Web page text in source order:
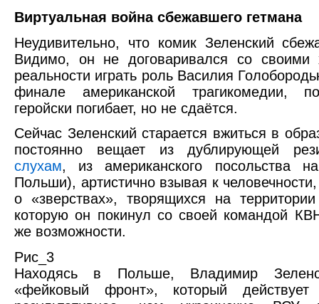
Виртуальная война сбежавшего гетмана
Неудивительно, что комик Зеленский
Видимо, он не договаривался со своими
реальности играть роль Василия
финале американской трагикомедии,
геройски погибает, но не сдаётся.
Сейчас Зеленский старается вжиться в
постоянно вещает из дублирующей
слухам, из американского посольства
Польши), артистично взывая к
о «зверствах», творящихся на
которую он покинул со своей командой
же возможности.
Рис_3
Находясь в Польше, Владимир
«фейковый фронт», который действует